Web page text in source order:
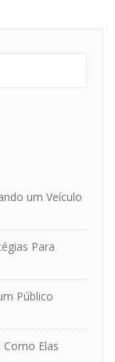
um Veículo
Para
Público
Elas